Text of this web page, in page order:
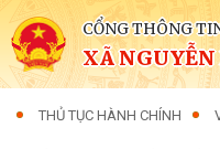
CỔNG THÔNG
XÃ
THỦ TỤC HÀNH CHÍNH